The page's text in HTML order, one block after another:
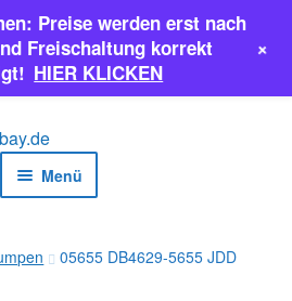
Menü
05655 DB4629-5655 JDD
Preise werden erst nach
Freischaltung korrekt
HIER KLICKEN
+